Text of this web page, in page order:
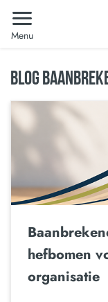
Menu
BLOG
hefbomen
organisatie